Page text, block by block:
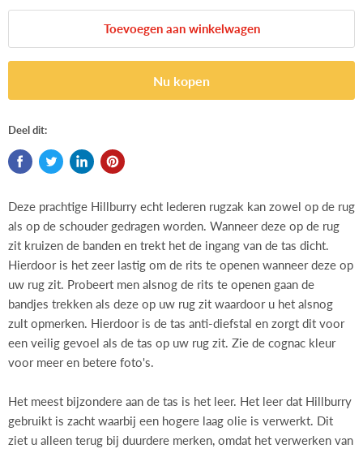
Toevoegen aan winkelwagen
Nu kopen
Deel dit:
Deze prachtige Hillburry echt lederen rugzak kan zowel op de rug
als op de schouder gedragen worden. Wanneer deze op de rug
zit kruizen de banden en trekt het de ingang van de tas dicht.
Hierdoor is het zeer lastig om de rits te openen wanneer deze op
uw rug zit. Probeert men alsnog de rits te openen gaan de
bandjes trekken als deze op uw rug zit waardoor u het alsnog
zult opmerken. Hierdoor is de tas anti-diefstal en zorgt dit voor
een veilig gevoel als de tas op uw rug zit. Zie de cognac kleur
voor meer en betere foto's.
Het meest bijzondere aan de tas is het leer. Het leer dat Hillburry
gebruikt is zacht waarbij een hogere laag olie is verwerkt. Dit
ziet u alleen terug bij duurdere merken, omdat het verwerken van